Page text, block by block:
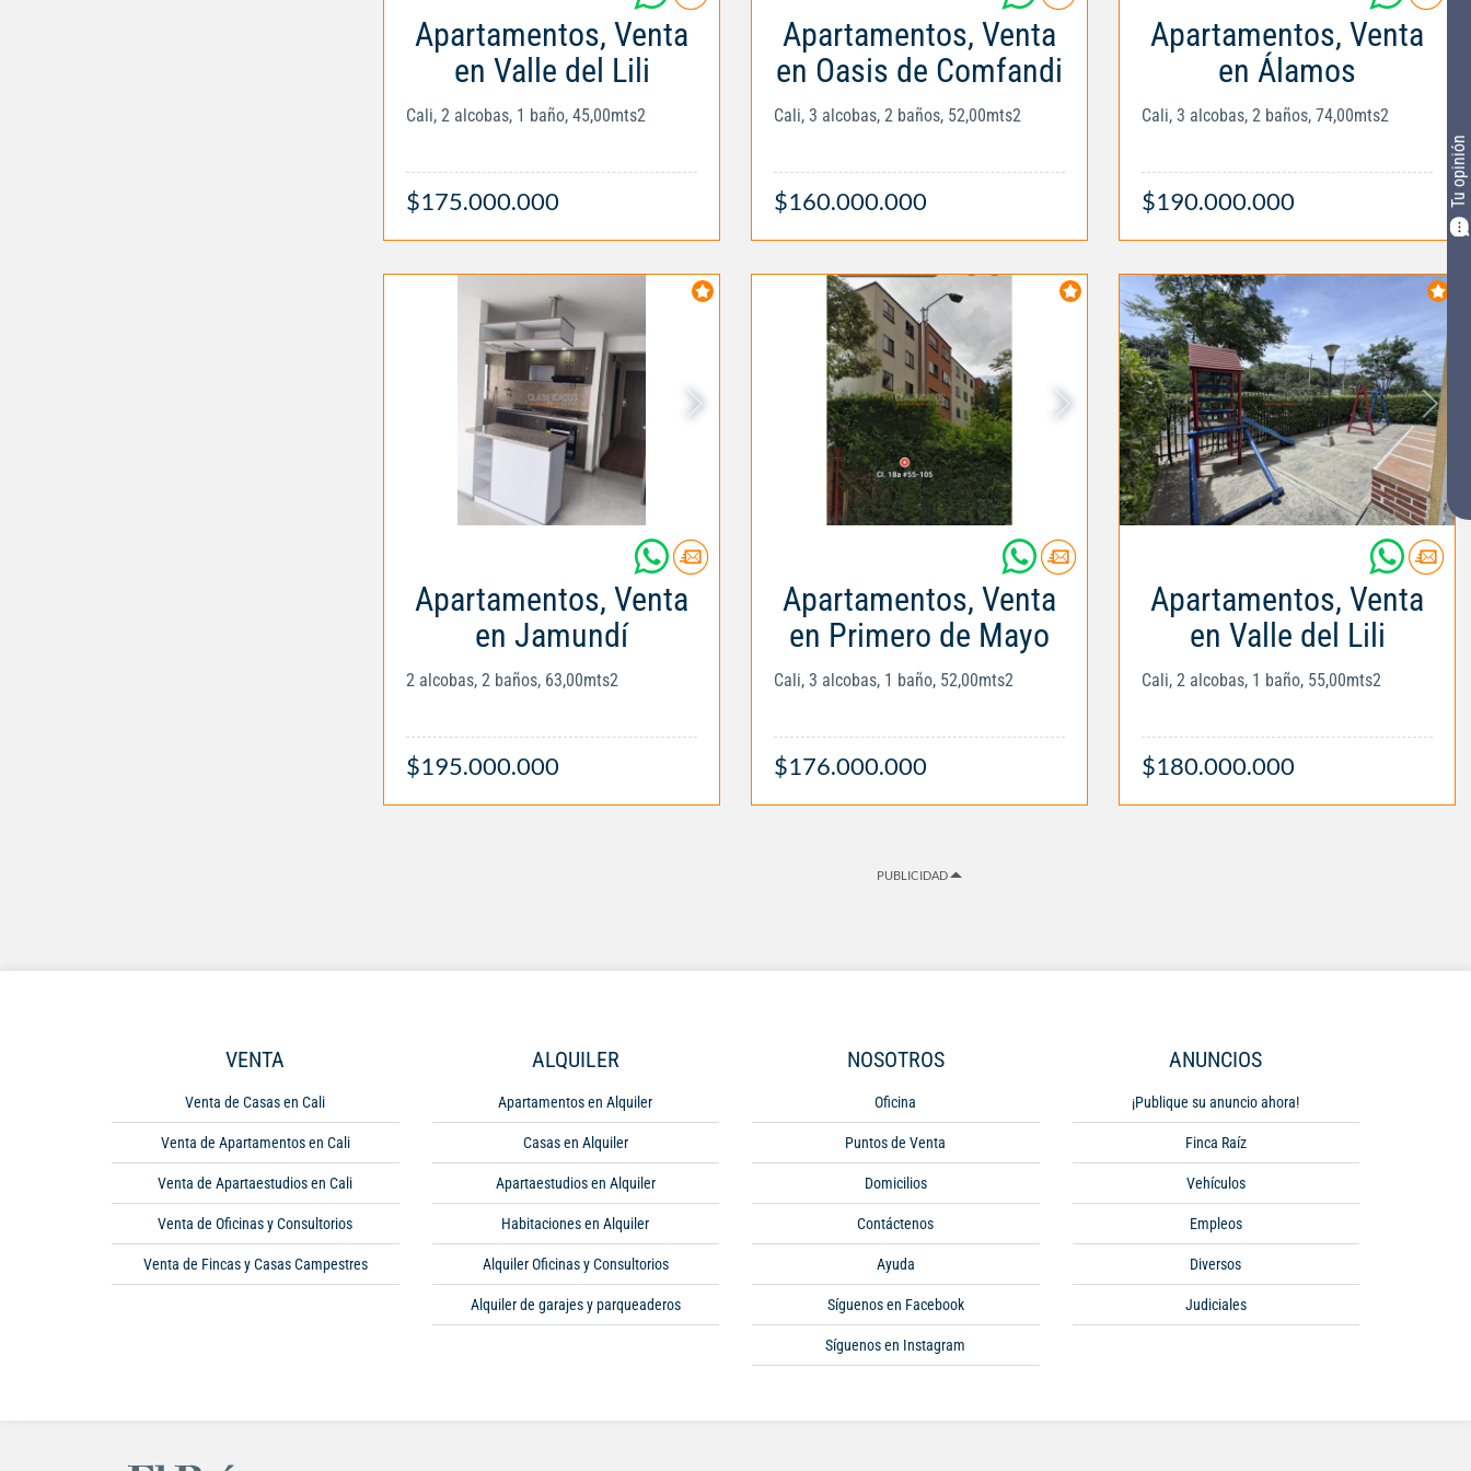
Tu opinión
Apartamentos, Venta
en Valle del Lili
Cali, 2 alcobas, 1 baño, 45,00mts2
$175.000.000
Apartamentos, Venta
en Oasis de Comfandi
Cali, 3 alcobas, 2 baños, 52,00mts2
$160.000.000
Apartamentos, Venta
en Álamos
Cali, 3 alcobas, 2 baños, 74,00mts2
$190.000.000
Apartamentos, Venta
en Jamundí
2 alcobas, 2 baños, 63,00mts2
$195.000.000
Apartamentos, Venta
en Primero de Mayo
Cali, 3 alcobas, 1 baño, 52,00mts2
$176.000.000
Apartamentos, Venta
en Valle del Lili
Cali, 2 alcobas, 1 baño, 55,00mts2
$180.000.000
PUBLICIDAD
VENTA
Venta de Casas en Cali
Venta de Apartamentos en Cali
Venta de Apartaestudios en Cali
Venta de Oficinas y Consultorios
Venta de Fincas y Casas Campestres
ALQUILER
Apartamentos en Alquiler
Casas en Alquiler
Apartaestudios en Alquiler
Habitaciones en Alquiler
Alquiler Oficinas y Consultorios
Alquiler de garajes y parqueaderos
NOSOTROS
Oficina
Puntos de Venta
Domicilios
Contáctenos
Ayuda
Síguenos en Facebook
Síguenos en Instagram
ANUNCIOS
¡Publique su anuncio ahora!
Finca Raíz
Vehículos
Empleos
Diversos
Judiciales